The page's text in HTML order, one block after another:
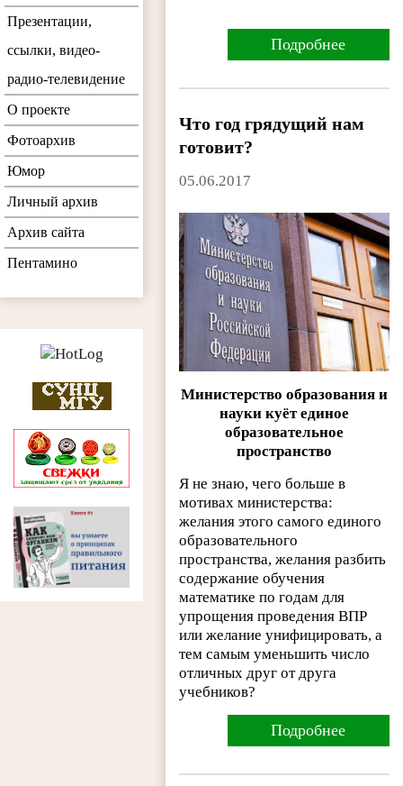
Подробнее
Что год грядущий нам
готовит?
05.06.2017
Министерство образования и
науки куёт единое
образовательное
пространство
Я не знаю, чего больше в
мотивах министерства:
желания этого самого единого
образовательного
пространства, желания разбить
содержание обучения
математике по годам для
упрощения проведения ВПР
или желание унифицировать, а
тем самым уменьшить число
отличных друг от друга
учебников?
Подробнее
Презентации,
ссылки, видео-
радио-телевидение
О проекте
Фотоархив
Юмор
Личный архив
Архив сайта
Пентамино